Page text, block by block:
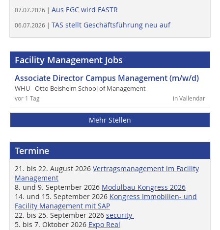
07.07.2026 | Aus EGC wird FASTR
06.07.2026 | TAS stellt Geschäftsführung neu auf
Facility Management Jobs
Associate Director Campus Management (m/w/d)
WHU - Otto Beisheim School of Management
in Vallendar
vor 1 Tag
Mehr Stellen
Termine
21. bis 22. August 2026 Vertragsmanagement im Facility
Management
8. und 9. September 2026 Modulbau Kongress 2026
14. und 15. September 2026 Kongress Immobilien- und
Facility Management mit SAP
22. bis 25. September 2026 security
5. bis 7. Oktober 2026 Expo Real